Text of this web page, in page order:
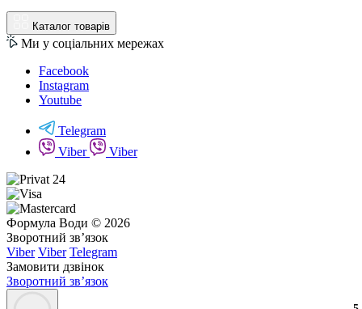
Каталог товарів
Ми у соціальних мережах
Facebook
Instagram
Youtube
Telegram
Viber
Viber
Формула Води © 2026
Зворотний зв’язок
Viber Viber Telegram
Замовити дзвінок
Зворотний зв’язок